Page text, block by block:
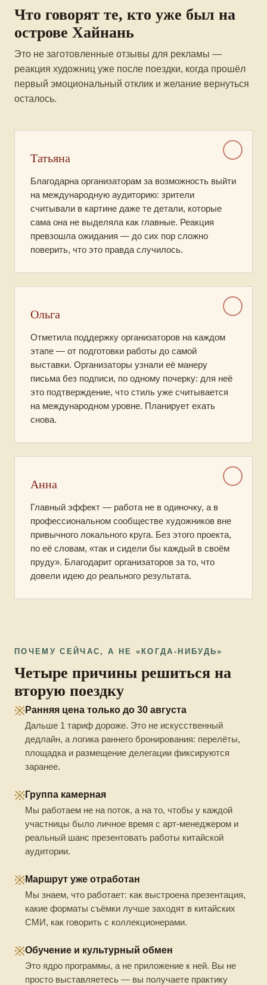
Что говорят те, кто уже был на
острове Хайнань
Это не заготовленные отзывы для рекламы —
реакция художниц уже после поездки, когда прошёл
первый эмоциональный отклик и желание вернуться
осталось.
Татьяна
Благодарна организаторам за возможность выйти
на международную аудиторию: зрители
считывали в картине даже те детали, которые
сама она не выделяла как главные. Реакция
превзошла ожидания — до сих пор сложно
поверить, что это правда случилось.
Ольга
Отметила поддержку организаторов на каждом
этапе — от подготовки работы до самой
выставки. Организаторы узнали её манеру
письма без подписи, по одному почерку: для неё
это подтверждение, что стиль уже считывается
на международном уровне. Планирует ехать
снова.
Анна
Главный эффект — работа не в одиночку, а в
профессиональном сообществе художников вне
привычного локального круга. Без этого проекта,
по её словам, «так и сидели бы каждый в своём
пруду». Благодарит организаторов за то, что
довели идею до реального результата.
ПОЧЕМУ СЕЙЧАС, А НЕ «КОГДА-НИБУДЬ»
Четыре причины решиться на
вторую поездку
※Ранняя цена только до 30 августа
Дальше 1 тариф дороже. Это не искусственный
дедлайн, а логика раннего бронирования: перелёты,
площадка и размещение делегации фиксируются
заранее.
※Группа камерная
Мы работаем не на поток, а на то, чтобы у каждой
участницы было личное время с арт-менеджером и
реальный шанс презентовать работы китайской
аудитории.
※Маршрут уже отработан
Мы знаем, что работает: как выстроена презентация,
какие форматы съёмки лучше заходят в китайских
СМИ, как говорить с коллекционерами.
※Обучение и культурный обмен
Это ядро программы, а не приложение к ней. Вы не
просто выставляетесь — вы получаете практику